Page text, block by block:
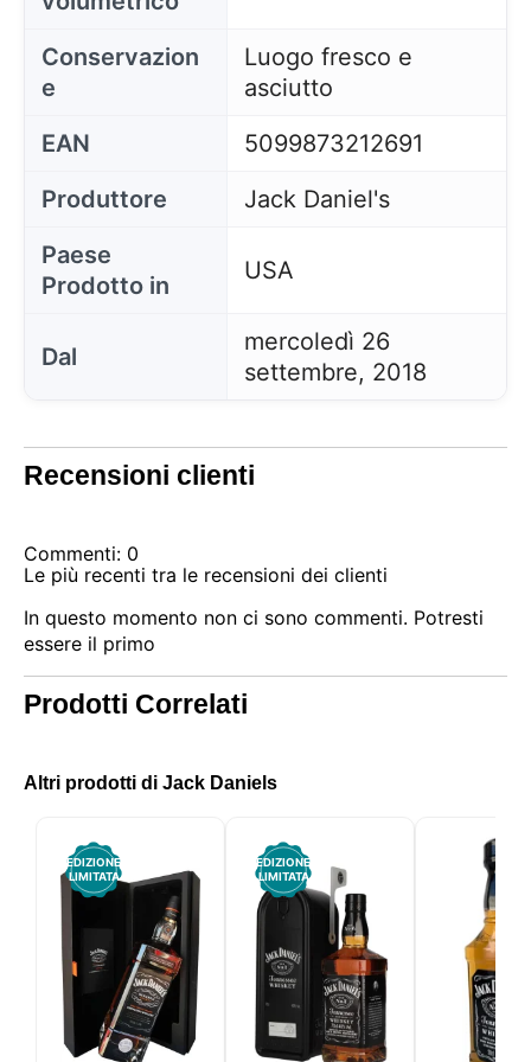
Conservazion
e
Luogo fresco e
asciutto
EAN
5099873212691
Produttore
Jack Daniel's
Paese
Prodotto in
USA
Dal
mercoledì 26
settembre, 2018
Recensioni clienti
Commenti: 0
Le più recenti tra le recensioni dei clienti
In questo momento non ci sono commenti. Potresti
essere il primo
Prodotti Correlati
Altri prodotti di Jack Daniels
EDIZIONE
LIMITATA
EDIZIONE
LIMITATA